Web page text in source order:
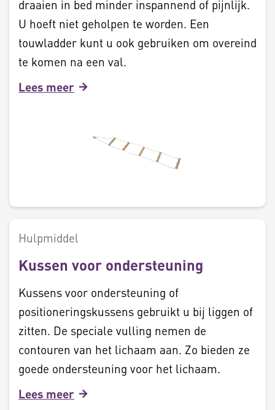
draaien in bed minder inspannend of pijnlijk.
U hoeft niet geholpen te worden. Een
touwladder kunt u ook gebruiken om overeind
te komen na een val.
Lees meer
Hulpmiddel
Kussen voor ondersteuning
Kussens voor ondersteuning of
positioneringskussens gebruikt u bij liggen of
zitten. De speciale vulling nemen de
contouren van het lichaam aan. Zo bieden ze
goede ondersteuning voor het lichaam.
Lees meer